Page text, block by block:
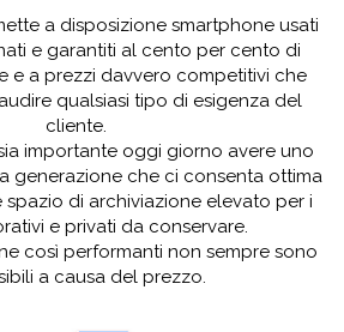
a disposizione smartphone usati
e garantiti al cento per cento di
e a prezzi davvero competitivi che
qualsiasi tipo di esigenza del
cliente.
importante oggi giorno avere uno
generazione che ci consenta ottima
di archiviazione elevato per i
e privati da conservare.
così performanti non sempre sono
a causa del prezzo.